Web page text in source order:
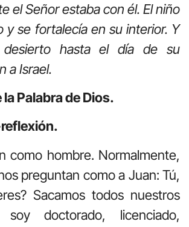
el Señor estaba con él. El niño
y se fortalecía en su interior. Y
hasta el día de su
a Israel.
Palabra de Dios.
como hombre. Normalmente,
preguntan como a Juan: Tú,
Sacamos todos nuestros
doctorado, licenciado,